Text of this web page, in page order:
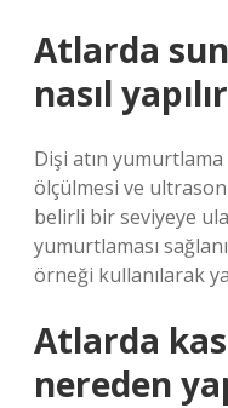
Atlarda
nasıl
Dişi atın
ölçülmesi ve
belirli bir seviyeye
yumurtlaması
örneği kullanılarak
Atlarda
nereden